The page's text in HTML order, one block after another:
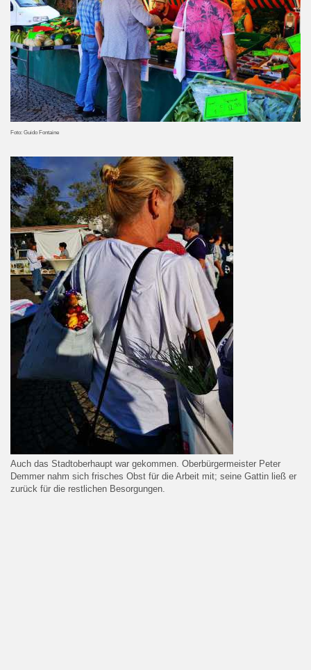
Foto: Guido Fontaine
Auch das Stadtoberhaupt war gekommen. Oberbürgermeister Peter
Demmer nahm sich frisches Obst für die Arbeit mit; seine Gattin ließ er
zurück für die restlichen Besorgungen.